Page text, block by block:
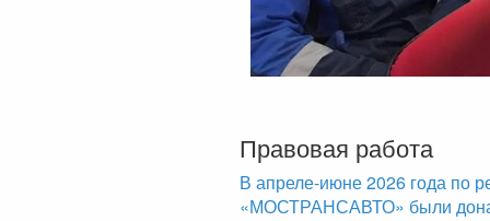
Правовая работа
В апреле-июне 2026 года по
«МОСТРАНСАВТО» были